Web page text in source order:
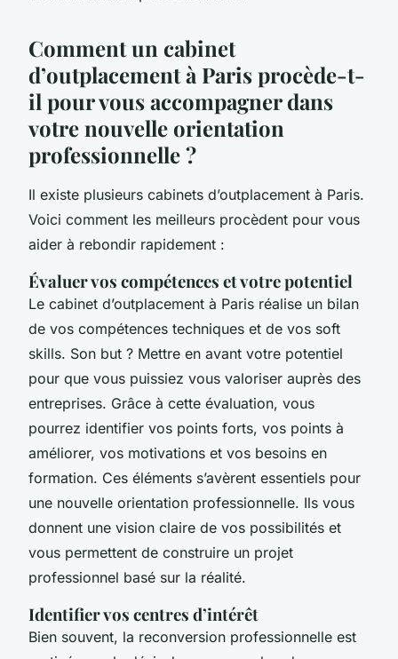
Comment un cabinet
d’outplacement à Paris procède-t-
il pour vous accompagner dans
votre nouvelle orientation
professionnelle ?
Il existe plusieurs cabinets d’outplacement à Paris.
Voici comment les meilleurs procèdent pour vous
aider à rebondir rapidement :
Évaluer vos compétences et votre potentiel
Le cabinet d’outplacement à Paris réalise un bilan
de vos compétences techniques et de vos soft
skills. Son but ? Mettre en avant votre potentiel
pour que vous puissiez vous valoriser auprès des
entreprises. Grâce à cette évaluation, vous
pourrez identifier vos points forts, vos points à
améliorer, vos motivations et vos besoins en
formation. Ces éléments s’avèrent essentiels pour
une nouvelle orientation professionnelle. Ils vous
donnent une vision claire de vos possibilités et
vous permettent de construire un projet
professionnel basé sur la réalité.
Identifier vos centres d’intérêt
Bien souvent, la reconversion professionnelle est